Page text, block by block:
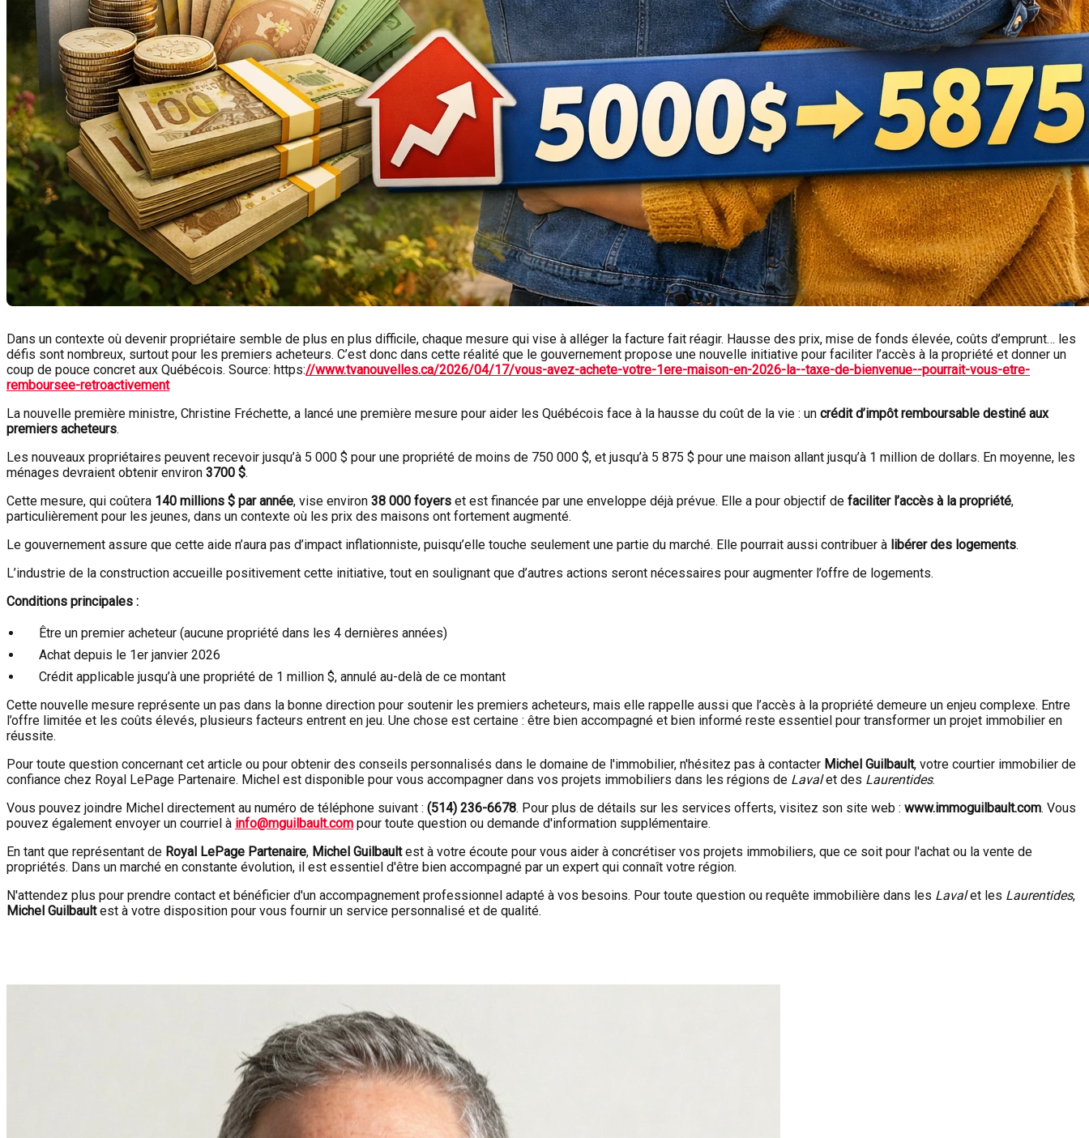
Dans un contexte où devenir propriétaire semble de plus en plus difficile, chaque mesure qui vise à alléger la facture fait réagir. Hausse des prix, mise de fonds élevée, coûts d’emprunt… les
défis sont nombreux, surtout pour les premiers acheteurs. C’est donc dans cette réalité que le gouvernement propose une nouvelle initiative pour faciliter l’accès à la propriété et donner un
coup de pouce concret aux Québécois. Source: https://www.tvanouvelles.ca/2026/04/17/vous-avez-achete-votre-1ere-maison-en-2026-la--taxe-de-bienvenue--pourrait-vous-etre-
remboursee-retroactivement
La nouvelle première ministre, Christine Fréchette, a lancé une première mesure pour aider les Québécois face à la hausse du coût de la vie : un crédit d’impôt remboursable destiné aux
premiers acheteurs.
Les nouveaux propriétaires peuvent recevoir jusqu’à 5 000 $ pour une propriété de moins de 750 000 $, et jusqu’à 5 875 $ pour une maison allant jusqu’à 1 million de dollars. En moyenne, les
ménages devraient obtenir environ 3700 $.
Cette mesure, qui coûtera 140 millions $ par année, vise environ 38 000 foyers et est financée par une enveloppe déjà prévue. Elle a pour objectif de faciliter l’accès à la propriété,
particulièrement pour les jeunes, dans un contexte où les prix des maisons ont fortement augmenté.
Le gouvernement assure que cette aide n’aura pas d’impact inflationniste, puisqu’elle touche seulement une partie du marché. Elle pourrait aussi contribuer à libérer des logements.
L’industrie de la construction accueille positivement cette initiative, tout en soulignant que d’autres actions seront nécessaires pour augmenter l’offre de logements.
Conditions principales :
Être un premier acheteur (aucune propriété dans les 4 dernières années)
Achat depuis le 1er janvier 2026
Crédit applicable jusqu’à une propriété de 1 million $, annulé au-delà de ce montant
Cette nouvelle mesure représente un pas dans la bonne direction pour soutenir les premiers acheteurs, mais elle rappelle aussi que l’accès à la propriété demeure un enjeu complexe. Entre
l’offre limitée et les coûts élevés, plusieurs facteurs entrent en jeu. Une chose est certaine : être bien accompagné et bien informé reste essentiel pour transformer un projet immobilier en
réussite.
Pour toute question concernant cet article ou pour obtenir des conseils personnalisés dans le domaine de l'immobilier, n'hésitez pas à contacter Michel Guilbault, votre courtier immobilier de
confiance chez Royal LePage Partenaire. Michel est disponible pour vous accompagner dans vos projets immobiliers dans les régions de Lavalet des Laurentides.
Vous pouvez joindre Michel directement au numéro de téléphone suivant : (514) 236-6678. Pour plus de détails sur les services offerts, visitez son site web : www.immoguilbault.com. Vous
pouvez également envoyer un courriel à info@mguilbault.com pour toute question ou demande d'information supplémentaire.
En tant que représentant de Royal LePage Partenaire, Michel Guilbaultest à votre écoute pour vous aider à concrétiser vos projets immobiliers, que ce soit pour l'achat ou la vente de
propriétés. Dans un marché en constante évolution, il est essentiel d'être bien accompagné par un expert qui connaît votre région.
N'attendez plus pour prendre contact et bénéficier d'un accompagnement professionnel adapté à vos besoins. Pour toute question ou requête immobilière dans les Lavalet les Laurentides,
Michel Guilbaultest à votre disposition pour vous fournir un service personnalisé et de qualité.